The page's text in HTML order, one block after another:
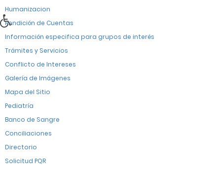
Humanizacion
Rendición de Cuentas
Información especifica para grupos de interés
Trámites y Servicios
Conflicto de Intereses
Galería de Imágenes
Mapa del Sitio
Pediatría
Banco de Sangre
Conciliaciones
Directorio
Solicitud PQR